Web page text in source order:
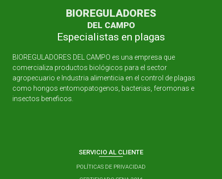
BIOREGULADORES
DEL CAMPO
Especialistas en plagas
BIOREGULADORES DEL CAMPO es una empresa que
comercializa productos biológicos para el sector
agropecuario e Industria alimenticia en el control de plagas
como hongos entomopatogenos, bacterias, feromonas e
insectos beneficos.
SERVICIO AL CLIENTE
POLÍTICAS DE PRIVACIDAD